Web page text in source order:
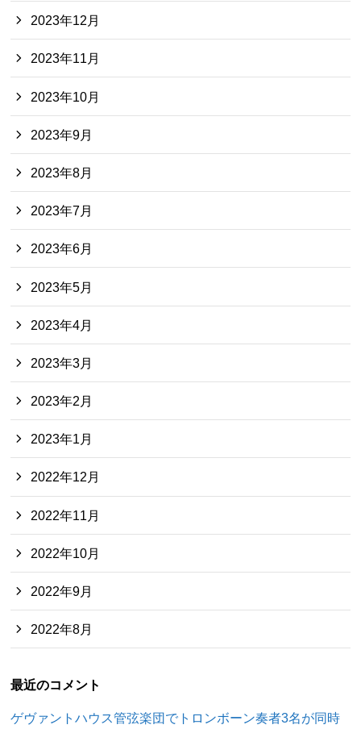
2023年12月
2023年11月
2023年10月
2023年9月
2023年8月
2023年7月
2023年6月
2023年5月
2023年4月
2023年3月
2023年2月
2023年1月
2022年12月
2022年11月
2022年10月
2022年9月
2022年8月
最近のコメント
ゲヴァントハウス管弦楽団でトロンボーン奏者3名が同時